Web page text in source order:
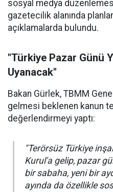
sosyal medya
gazetecilik alanında
açıklamalarda bulundu.
"Türkiye Pazar Günü
Uyanacak"
Bakan Gürlek, TBMM
gelmesi beklenen kanun
değerlendirmeyi yaptı:
"Terörsüz Türkiye
Kurul'a gelip, pazar
bir sabaha, yeni bir
ayında da özellikle